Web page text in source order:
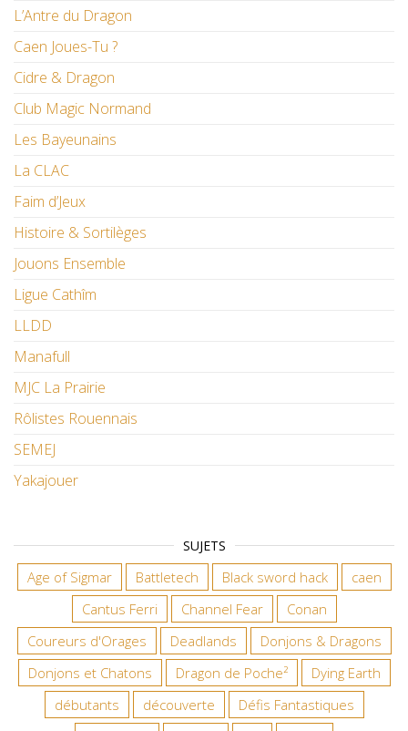
L’Antre du Dragon
Caen Joues-Tu ?
Cidre & Dragon
Club Magic Normand
Les Bayeunains
La CLAC
Faim d’Jeux
Histoire & Sortilèges
Jouons Ensemble
Ligue Cathîm
LLDD
Manafull
MJC La Prairie
Rôlistes Rouennais
SEMEJ
Yakajouer
SUJETS
Age of Sigmar Battletech Black sword hack
caen
Cantus Ferri
Channel Fear
Conan
Coureurs d'Orages
Deadlands
Donjons & Dragons
Donjons et Chatons
Dragon de Poche²
Dying Earth
débutants
découverte
Défis Fantastiques